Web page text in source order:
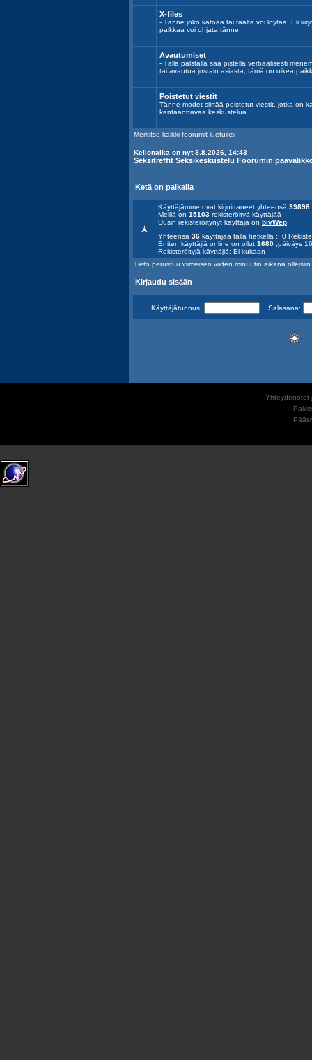
X-files
- Tänne joko katoaa tai täältä voi löytää! Eli
paikkaa voi ohjata tänne.
Avautumiset
- Tällä palstalla saa pistellä verbaalisesti
tai avautua jostain asiasta, tämä on oikea
Poistetut viestit
Tänne modet siirtää poistetut viestit, jotka on
kantaaottavaa keskustelua.
Merkitse kaikki foorumit luetuiksi
Kellonaika on nyt 8.8.2026, 14:43
Seksitreffit Seksikeskustelu Foorumin
Ketä on paikalla
Käyttäjämme ovat kirjoittaneet yhteensä 39896
Meillä on 15103 rekisteröityä käyttäjää
Uusin rekisteröitynyt käyttäjä on bivWep
Yhteensä 36 käyttäjää tällä hetkellä :: 0
Eniten käyttäjiä online on ollut 1680 ,päiväys
Rekisteröityjä käyttäjiä: Ei kukaan
Tieto perustuu viimeisen viiden minuutin aikana
Kirjaudu sisään
Käyttäjätunnus: Salasana:
Yhteydenotot